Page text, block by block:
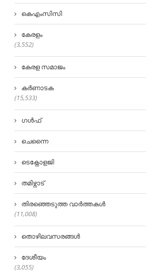
കെഎംസിസി
കേരളം
(3,552)
കേരള സമാജം
കർണാടക
(15,533)
ഗൾഫ്
ചെന്നൈ
ടെക്നോളജി
തമിഴ്നാട്
തിരഞ്ഞെടുത്ത വാർത്തകൾ
(11,008)
തൊഴിലവസരങ്ങൾ
ദേശീയം
(3,055)